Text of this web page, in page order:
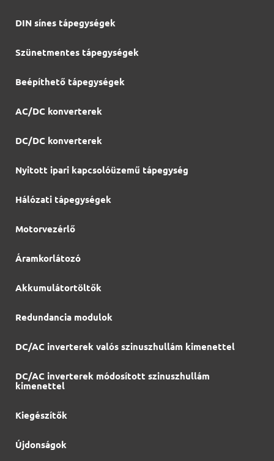
DIN sínes tápegységek
Szünetmentes tápegységek
Beépíthető tápegységek
AC/DC konverterek
DC/DC konverterek
Nyitott ipari kapcsolóüzemű tápegység
Hálózati tápegységek
Motorvezérlő
Áramkorlátozó
Akkumulátortöltők
Redundancia modulok
DC/AC inverterek valós szinuszhullám kimenettel
DC/AC inverterek módosított szinuszhullám
kimenettel
Kiegészítők
Újdonságok